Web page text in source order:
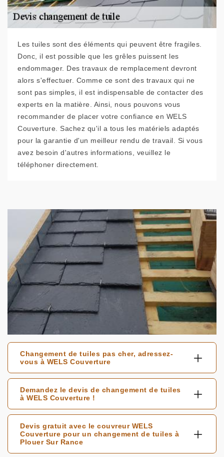
Les tuiles sont des éléments qui peuvent être fragiles.
Donc, il est possible que les grêles puissent les
endommager. Des travaux de remplacement devront
alors s'effectuer. Comme ce sont des travaux qui ne
sont pas simples, il est indispensable de contacter des
experts en la matière. Ainsi, nous pouvons vous
recommander de placer votre confiance en WELS
Couverture. Sachez qu'il a tous les matériels adaptés
pour la garantie d'un meilleur rendu de travail. Si vous
avez besoin d'autres informations, veuillez le
téléphoner directement.
Changement de tuiles pas cher, adressez-
vous à WELS Couverture
Demandez le devis de changement de tuiles
à WELS Couverture !
Devis gratuit avec le couvreur WELS
Couverture pour un changement de tuiles à
Plouer Sur Rance